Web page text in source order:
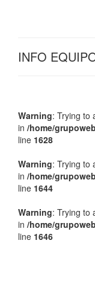
INFO
Warning: Trying to
in /home/
line 1628
Warning: Trying to
in /home/
line 1644
Warning: Trying to
in /home/
line 1646